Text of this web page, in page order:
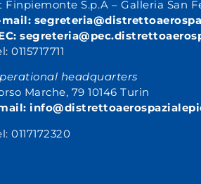
Finpiemonte S.p.A – Galleria San
mail:
0115717711
headquarters
Marche, 79 10146 Turin
0117172320